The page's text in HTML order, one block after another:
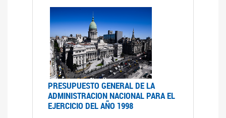
PRESUPUESTO GENERAL DE LA
ADMINISTRACION NACIONAL PARA EL
EJERCICIO DEL AÑO 1998